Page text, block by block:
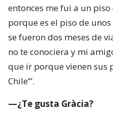
entonces me fui a un
porque es el piso de
se fueron dos meses de
no te conociera y mi
que ir porque vienen sus
Chile’”.
—¿Te gusta Gràcia?